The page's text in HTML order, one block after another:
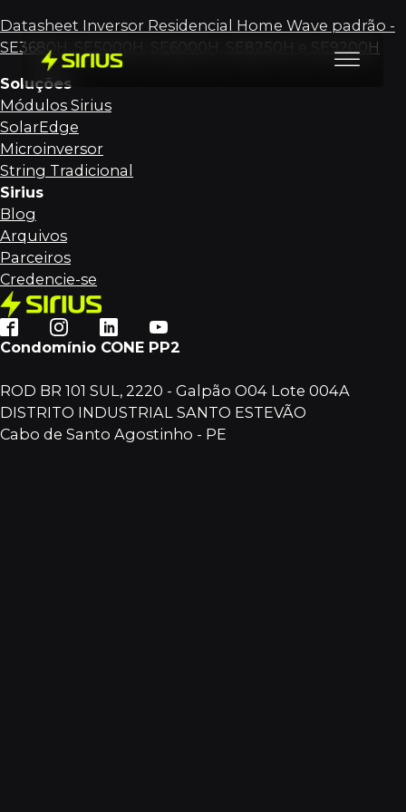
Datasheet Inversor Residencial Home Wave padrão -
SE3680H, SE5000H, SE6000H, SE8250H e SE9200H
Condomínio CONE PP2
ROD BR 101 SUL, 2220 - Galpão O04 Lote 004A
DISTRITO INDUSTRIAL SANTO ESTEVÃO
Cabo de Santo Agostinho - PE
Sirius
Blog
Arquivos
Parceiros
Credencie-se
Soluções
Módulos Sirius
SolarEdge
Microinversor
String Tradicional